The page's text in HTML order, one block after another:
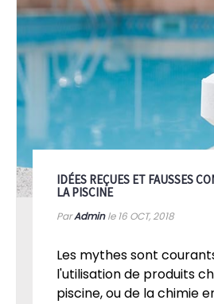
IDÉES REÇUES ET FAUSSES
LA PISCINE
ParAdminle 16 OCT, 2018
Les mythes sont
l'utilisation de produits
piscine, ou de la chimie